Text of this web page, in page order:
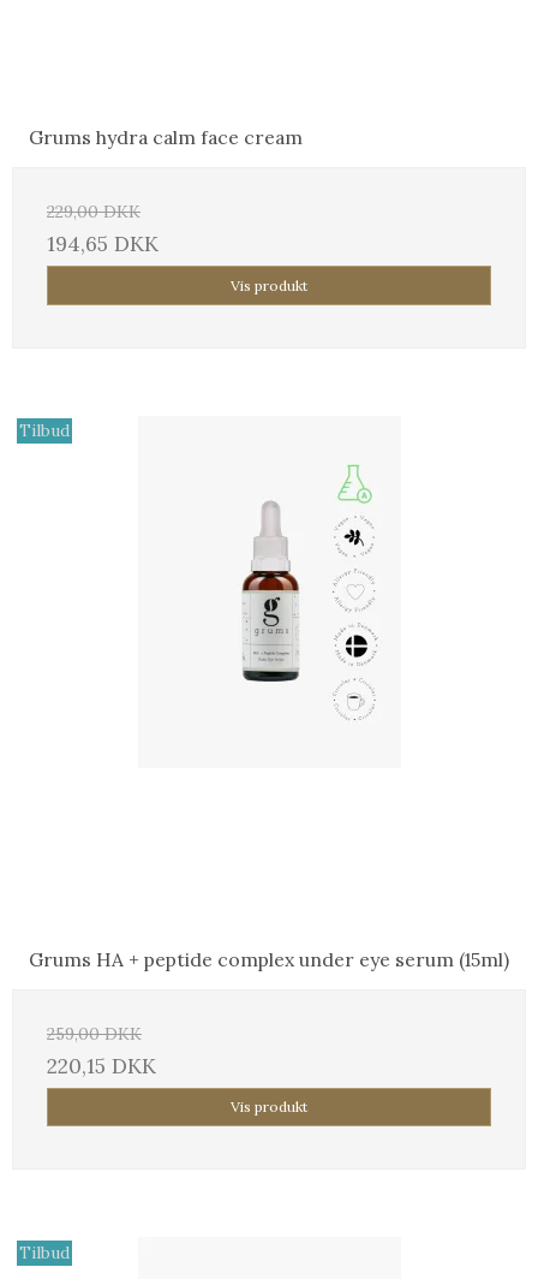
Grums hydra calm face cream
229,00 DKK
194,65 DKK
Vis produkt
Tilbud
Grums HA + peptide complex under eye serum (15ml)
259,00 DKK
220,15 DKK
Vis produkt
Tilbud